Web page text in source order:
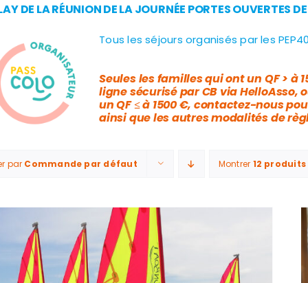
DE LA RÉUNION DE LA JOURNÉE PORTES OUVERTES
Tous les séjours organisés par les
Seules les familles qui ont un QF > à
ligne sécurisé par CB via
un QF ≤ à 1500 €, contactez-nous
ainsi que les autres modalités de
par Commande par défaut Montrer 12 produits